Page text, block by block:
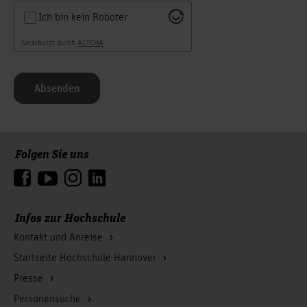
Ich bin kein Roboter
Geschützt durch ALTCHA
Absenden
Infos zur Hochschule
Kontakt und Anreise
Startseite Hochschule Hannover
Presse
Personensuche
Folgen Sie uns